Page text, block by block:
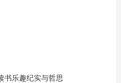
书乐趣纪实与哲思